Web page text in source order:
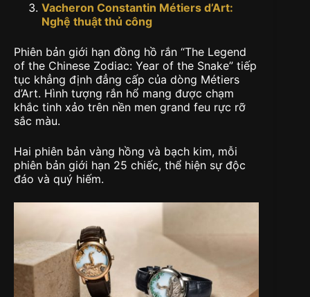
Vacheron Constantin Métiers d’Art:
Nghệ thuật thủ công
Phiên bản giới hạn đồng hồ rắn “The Legend
of the Chinese Zodiac: Year of the Snake” tiếp
tục khẳng định đẳng cấp của dòng Métiers
d’Art. Hình tượng rắn hổ mang được chạm
khắc tinh xảo trên nền men grand feu rực rỡ
sắc màu.
Hai phiên bản vàng hồng và bạch kim, mỗi
phiên bản giới hạn 25 chiếc, thể hiện sự độc
đáo và quý hiếm.